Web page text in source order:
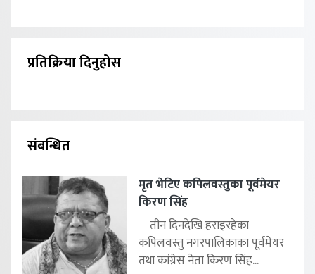
प्रतिक्रिया दिनुहोस
संबन्धित
मृत भेटिए कपिलवस्तुका पूर्वमेयर
किरण सिंह
तीन दिनदेखि हराइरहेका
कपिलवस्तु नगरपालिकाका पूर्वमेयर
तथा कांग्रेस नेता किरण सिंह...